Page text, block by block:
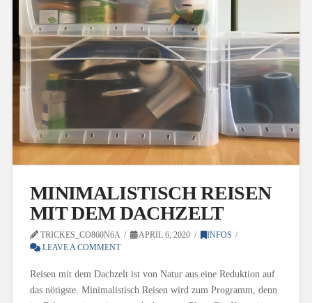
MINIMALISTISCH REISEN
MIT DEM DACHZELT
TRICKES_CO860N6A APRIL 6, 2020
INFOS
LEAVE A COMMENT
Reisen mit dem Dachzelt ist von Natur aus eine Reduktion auf
das nötigste. Minimalistisch Reisen wird zum Programm, denn